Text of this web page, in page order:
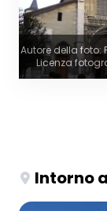
Autore della foto:
Licenza
Intorno